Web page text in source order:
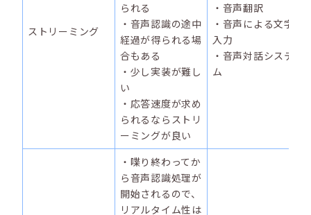
ストリーミング
られる
・音声認識の途中
経過が得られる場
合もある
・少し実装が難し
い
・応答速度が求め
られるならストリ
ーミングが良い
・音声翻訳
・音声による文字
入⼒
・音声対話システ
ム
・喋り終わってか
ら音声認識処理が
開始されるので、
リアルタイム性は